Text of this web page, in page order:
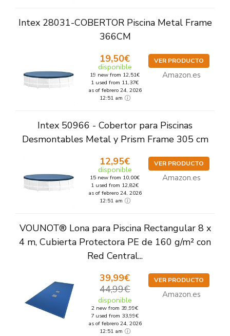
Intex 28031-COBERTOR Piscina Metal Frame
366CM
19,50€
disponible
19 new from 12,51€
1 used from 11,37€
as of febrero 24, 2026
12:51 am
VER PRODUCTO
Amazon.es
Intex 50966 - Cobertor para Piscinas
Desmontables Metal y Prism Frame 305 cm
12,95€
disponible
15 new from 10,00€
1 used from 12,82€
as of febrero 24, 2026
12:51 am
VER PRODUCTO
Amazon.es
VOUNOT® Lona para Piscina Rectangular 8 x
4 m, Cubierta Protectora PE de 160 g/m² con
Red Central...
39,99€
44,99€
disponible
2 new from 39,99€
7 used from 33,99€
as of febrero 24, 2026
12:51 am
VER PRODUCTO
Amazon.es